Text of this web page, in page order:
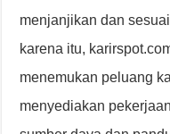
menjanjikan dan
karena itu,
menemukan peluang
menyediakan